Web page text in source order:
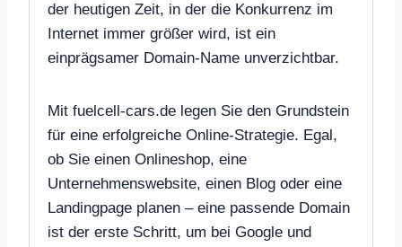
der heutigen Zeit, in der die Konkurrenz im
Internet immer größer wird, ist ein
einprägsamer Domain-Name unverzichtbar.
Mit fuelcell-cars.de legen Sie den Grundstein
für eine erfolgreiche Online-Strategie. Egal,
ob Sie einen Onlineshop, eine
Unternehmenswebsite, einen Blog oder eine
Landingpage planen – eine passende Domain
ist der erste Schritt, um bei Google und